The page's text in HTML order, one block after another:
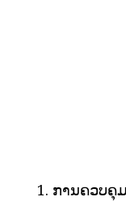
ການຄວບຄຸ